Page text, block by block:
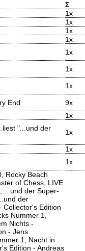
Σ
1x
1x
1x
1x
1x
1x
1x
End
9x
1x
liest "...und der
1x
1x
1x
Rocky Beach
of Chess, LIVE
...und der Super-
der
Collector's Edition
Nummer 1,
Nichts -
- Jens
1, Nacht in
Edition - Andreas